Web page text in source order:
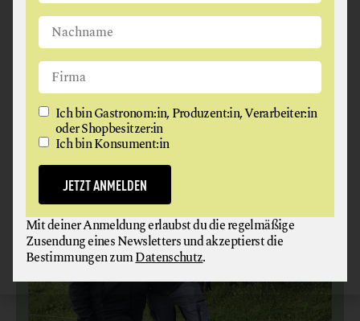
recht weit zu unseren Feldern fahren“, erklärt
Andreas. „Das hat aber den Vorteil, dass wir
verschiedene Bodentypen haben, und da kann man
natürlich dann auch unterschiedliche Früchte
angehen.“
Ich bin Gastronom:in, Produzent:in, Verarbeiter:in
oder Shopbesitzer:in
Ich bin Konsument:in
JETZT ANMELDEN
Mit deiner Anmeldung erlaubst du die regelmäßige
Zusendung eines Newsletters und akzeptierst die
Bestimmungen zumDatenschutz.